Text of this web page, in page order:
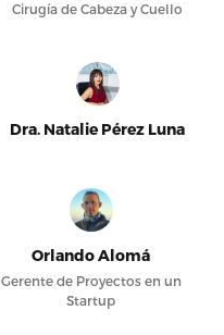
Cirugía de Cabeza y Cuello
Dra. Natalie Pérez Luna
Orlando Alomá
Gerente de Proyectos en un
Startup